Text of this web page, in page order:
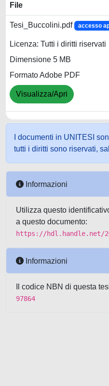
File
Tesi_Buccolini.pdf accesso
Licenza: Tutti i diritti riservati
Dimensione 5 MB
Formato Adobe PDF
Visualizza/Apri
I documenti in UNITESI
tutti i diritti sono riservati,
Informazioni
Utilizza questo
a questo documento:
https://hdl.handle.net/
Informazioni
Il codice NBN di questa
97864